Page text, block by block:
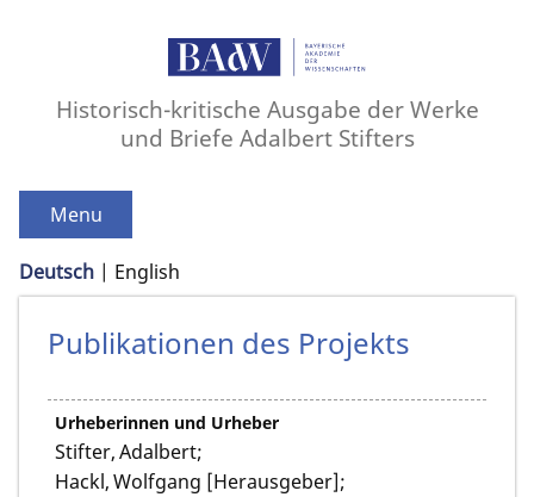
Historisch-kritische Ausgabe der Werke
und Briefe Adalbert Stifters
Menu
Deutsch English
Publikationen des Projekts
Urheberinnen und Urheber
Stifter, Adalbert;
Hackl, Wolfgang [Herausgeber];